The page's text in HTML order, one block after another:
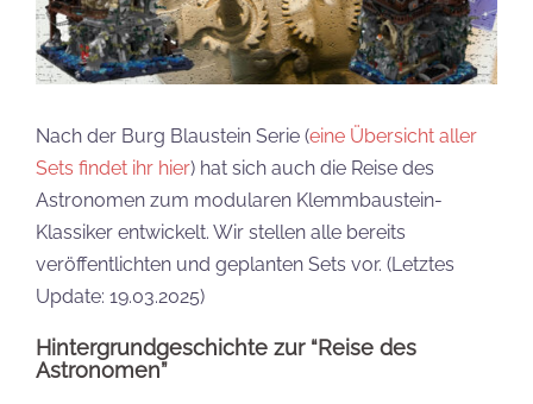
Nach der Burg Blaustein Serie (eine Übersicht aller
Sets findet ihr hier) hat sich auch die Reise des
Astronomen zum modularen Klemmbaustein-
Klassiker entwickelt. Wir stellen alle bereits
veröffentlichten und geplanten Sets vor. (Letztes
Update: 19.03.2025)
Hintergrundgeschichte zur “Reise des
Astronomen”